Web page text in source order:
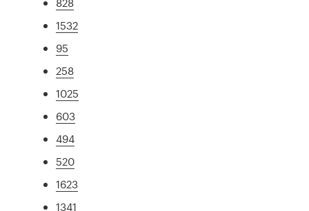
1532
95
258
1025
603
494
520
1623
1341